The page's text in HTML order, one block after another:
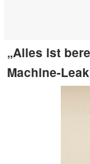
„Alles ist
Machine-